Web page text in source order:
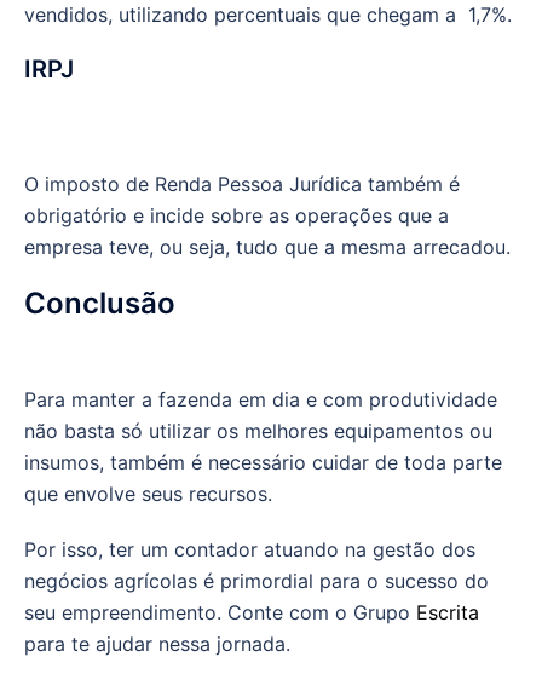
vendidos, utilizando percentuais que chegam a 1,7%.
IRPJ
O imposto de Renda Pessoa Jurídica também é
obrigatório e incide sobre as operações que a
empresa teve, ou seja, tudo que a mesma arrecadou.
Conclusão
Para manter a fazenda em dia e com produtividade
não basta só utilizar os melhores equipamentos ou
insumos, também é necessário cuidar de toda parte
que envolve seus recursos.
Por isso, ter um contador atuando na gestão dos
negócios agrícolas é primordial para o sucesso do
seu empreendimento. Conte com o Grupo Escrita
para te ajudar nessa jornada.